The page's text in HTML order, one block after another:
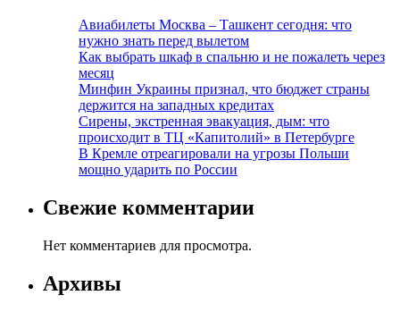
Авиабилеты Москва – Ташкент сегодня: что
нужно знать перед вылетом
Как выбрать шкаф в спальню и не пожалеть через
месяц
Минфин Украины признал, что бюджет страны
держится на западных кредитах
Сирены, экстренная эвакуация, дым: что
происходит в ТЦ «Капитолий» в Петербурге
В Кремле отреагировали на угрозы Польши
мощно ударить по России
Свежие комментарии
Нет комментариев для просмотра.
Архивы